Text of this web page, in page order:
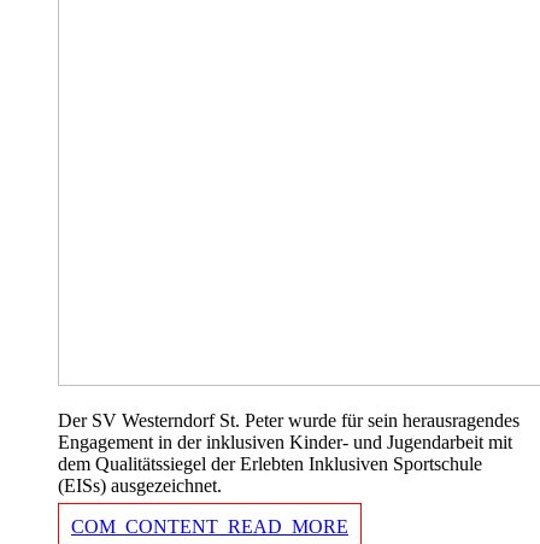
Der SV Westerndorf St. Peter wurde für sein herausragendes
Engagement in der inklusiven Kinder- und Jugendarbeit mit
dem Qualitätssiegel der Erlebten Inklusiven Sportschule
(EISs) ausgezeichnet.
COM_CONTENT_READ_MORE